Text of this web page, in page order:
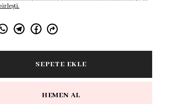
SEPETE EKLE
HEMEN AL